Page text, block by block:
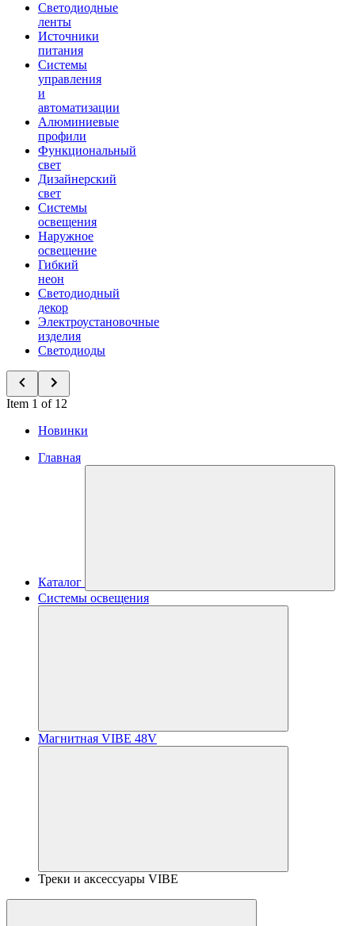
Светодиодные
ленты
Источники
питания
Системы
управления
и
автоматизации
Алюминиевые
профили
Функциональный
свет
Дизайнерский
свет
Системы
освещения
Наружное
освещение
Гибкий
неон
Светодиодный
декор
Электроустановочные
изделия
Светодиоды
Item 1 of 12
Новинки
Главная
Каталог
Системы освещения
Магнитная VIBE 48V
Треки и аксессуары VIBE